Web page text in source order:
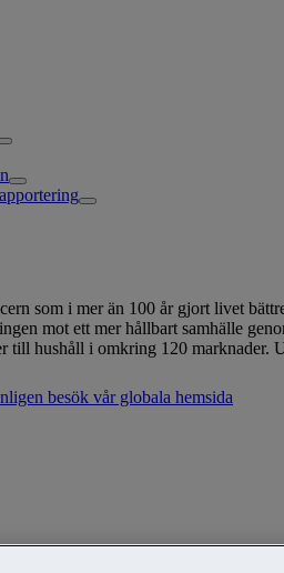
som i mer än 100 år gjort livet
mot ett mer hållbart samhälle
hushåll i omkring 120 marknader.
besök vår globala hemsida